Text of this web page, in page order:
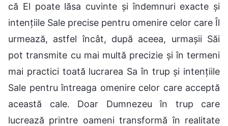
că El poate lăsa cuvinte și îndemnuri exacte și
intențiile Sale precise pentru omenire celor care Îl
urmează, astfel încât, după aceea, urmașii Săi
pot transmite cu mai multă precizie și în termeni
mai practici toată lucrarea Sa în trup și intențiile
Sale pentru întreaga omenire celor care acceptă
această cale. Doar Dumnezeu în trup care
lucrează printre oameni transformă în realitate